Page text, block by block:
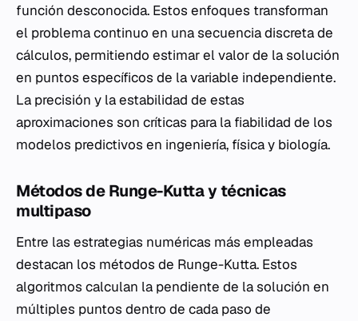
función desconocida. Estos enfoques transforman
el problema continuo en una secuencia discreta de
cálculos, permitiendo estimar el valor de la solución
en puntos específicos de la variable independiente.
La precisión y la estabilidad de estas
aproximaciones son críticas para la fiabilidad de los
modelos predictivos en ingeniería, física y biología.
Métodos de Runge-Kutta y técnicas
multipaso
Entre las estrategias numéricas más empleadas
destacan los métodos de Runge-Kutta. Estos
algoritmos calculan la pendiente de la solución en
múltiples puntos dentro de cada paso de